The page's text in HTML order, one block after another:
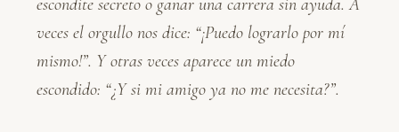
veces el orgullo nos dice: “¡Puedo lograrlo por mí
mismo!”. Y otras veces aparece un miedo
escondido: “¿Y si mi amigo ya no me necesita?”.